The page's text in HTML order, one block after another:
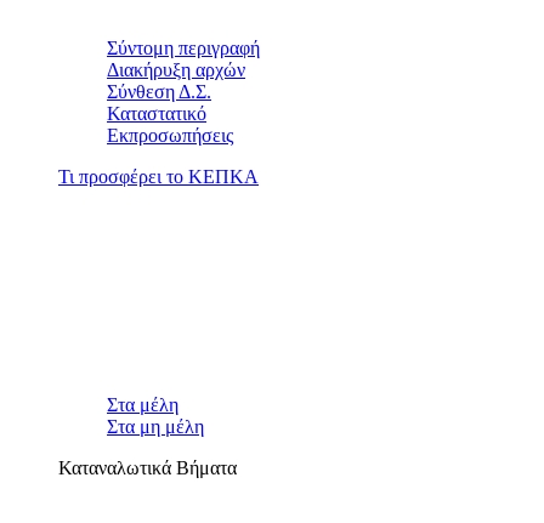
Σύντομη περιγραφή
Διακήρυξη αρχών
Σύνθεση Δ.Σ.
Καταστατικό
Εκπροσωπήσεις
Τι προσφέρει το ΚΕΠΚΑ
Στα μέλη
Στα μη μέλη
Καταναλωτικά Βήματα